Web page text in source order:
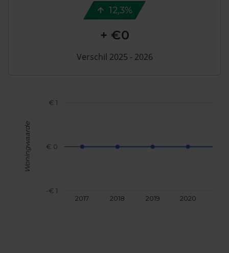
2017 2018 2019 2020
-€ 1
€ 0
€ 1
Woningwaarde
12,3%
+ €0
Verschil 2025 - 2026